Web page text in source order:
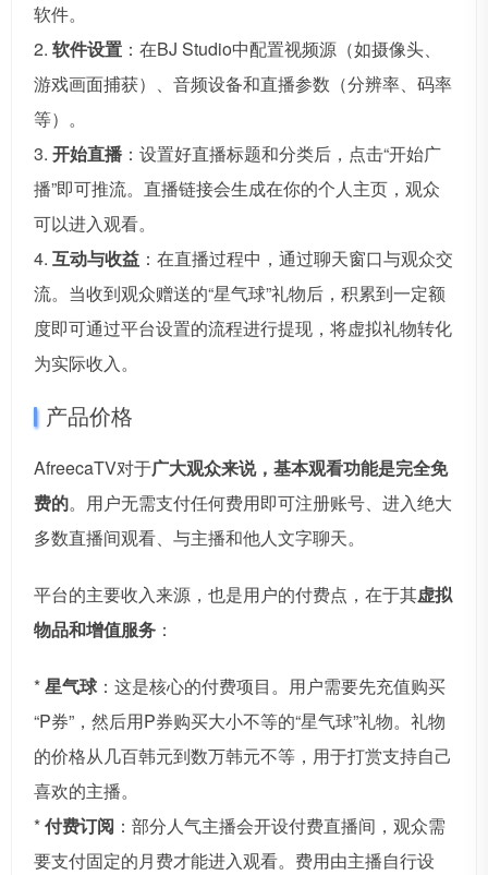
软件。
2. 软件设置 ：在BJ Studio中配置视频源（如摄像头、
游戏画面捕获）、音频设备和直播参数（分辨率、码率
等）。
3. 开始直播 ：设置好直播标题和分类后，点击“开始广
播”即可推流。直播链接会生成在你的个人主页，观众
可以进入观看。
4. 互动与收益 ：在直播过程中，通过聊天窗口与观众交
流。当收到观众赠送的“星气球”礼物后，积累到一定额
度即可通过平台设置的流程进行提现，将虚拟礼物转化
为实际收入。
产品价格
AfreecaTV对于广大观众来说，基本观看功能是完全免
费的。用户无需支付任何费用即可注册账号、进入绝大
多数直播间观看、与主播和他人文字聊天。
平台的主要收入来源，也是用户的付费点，在于其虚拟
物品和增值服务 ：
*星气球：这是核心的付费项目。用户需要先充值购买
“P券”，然后用P券购买大小不等的“星气球”礼物。礼物
的价格从几百韩元到数万韩元不等，用于打赏支持自己
喜欢的主播。
*付费订阅 ：部分人气主播会开设付费直播间，观众需
要支付固定的月费才能进入观看。费用由主播自行设